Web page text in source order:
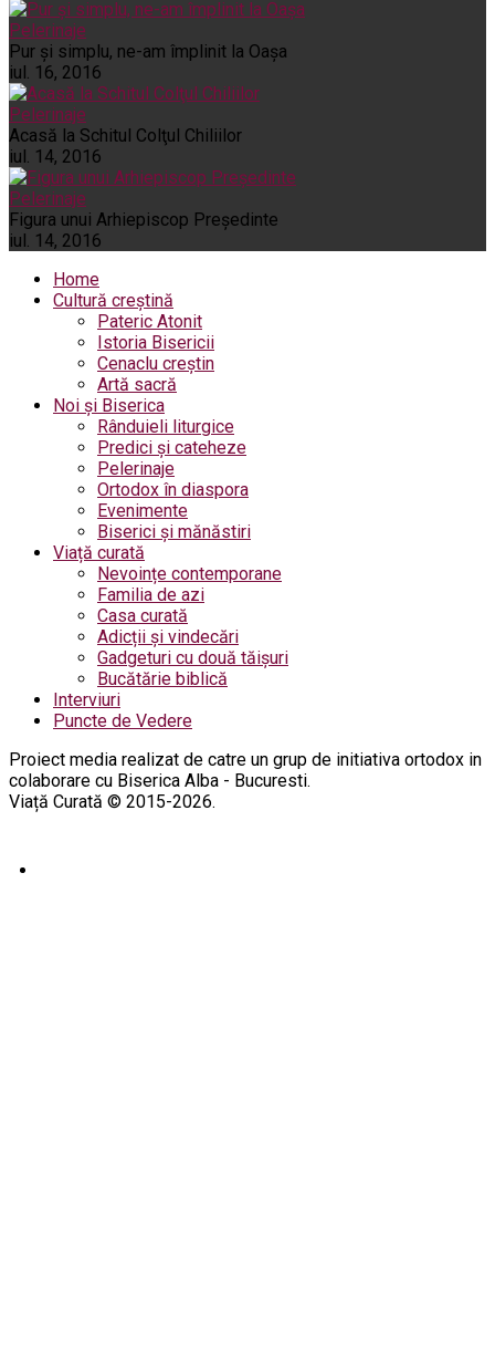
Pelerinaje
Pur şi simplu, ne-am împlinit la Oaşa
iul. 16, 2016
Pelerinaje
Acasă la Schitul Colţul Chiliilor
iul. 14, 2016
Pelerinaje
Figura unui Arhiepiscop Preşedinte
iul. 14, 2016
Home
Cultură creștină
Pateric Atonit
Istoria Bisericii
Cenaclu creștin
Artă sacră
Noi și Biserica
Rânduieli liturgice
Predici și cateheze
Pelerinaje
Ortodox în diaspora
Evenimente
Biserici și mănăstiri
Viață curată
Nevoințe contemporane
Familia de azi
Casa curată
Adicții și vindecări
Gadgeturi cu două tăișuri
Bucătărie biblică
Interviuri
Puncte de Vedere
Proiect media realizat de catre un grup de initiativa ortodox in
colaborare cu Biserica Alba - Bucuresti.
Viață Curată © 2015-2026.